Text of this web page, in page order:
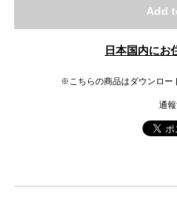
Add
日本国内にお
※こちらの商品はダウンロー
通